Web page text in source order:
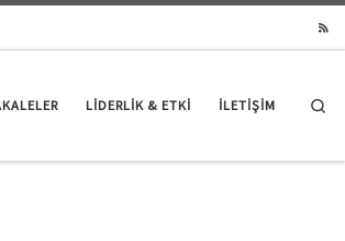
LIDERLIK & ETKI İLETİŞİM